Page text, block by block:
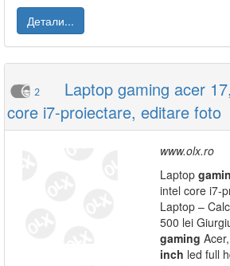
Детали...
2
Laptop gaming acer
core i7-proiectare, editare foto
www.olx.ro
Laptop
intel core i7-
Laptop –
500 lei
gaming
inch led full